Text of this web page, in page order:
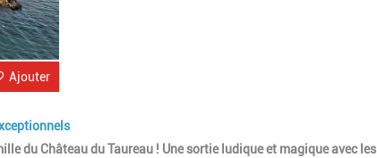
Ajouter
du Château du Taureau ! Une sortie ludique et magique avec les